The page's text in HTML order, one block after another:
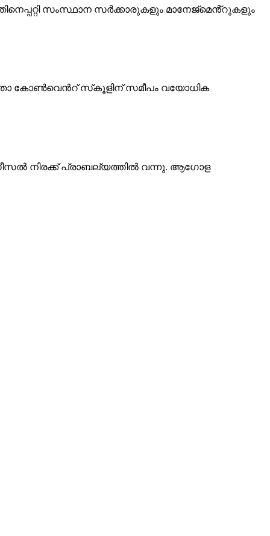
സംസ്ഥാന സർക്കാരുകളും മാനേജ്മെൻ്റുകളും
കോണ്‍വെന്‍റ് സ്‌കൂളിന് സമീപം വയോധിക
നിരക്ക് പ്രാബല്യത്തില്‍ വന്നു. ആഗോള